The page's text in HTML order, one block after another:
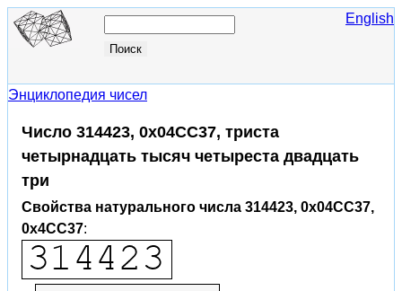
English
Энциклопедия чисел
Число 314423, 0x04CC37, триста
четырнадцать тысяч четыреста двадцать
три
Свойства натурального числа 314423, 0x04CC37,
0x4CC37: